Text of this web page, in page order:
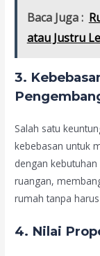
Baca Juga :
atau Justru
3.
Salah satu
kebebasan untuk
dengan
ruangan,
rumah tanpa
4. Nilai